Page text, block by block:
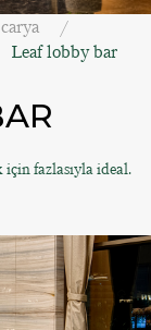
Leaf lobby bar
fazlasıyla ideal.